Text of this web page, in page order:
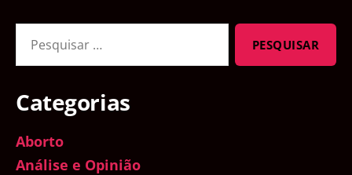
por:
Categorias
Aborto
Análise e Opinião